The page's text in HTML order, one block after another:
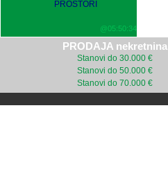
PROSTORI
@05:50:34
PRODAJA nekretnina
Stanovi do 30.000 €
Stanovi do 50.000 €
Stanovi do 70.000 €